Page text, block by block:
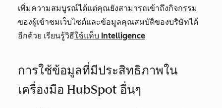
เพิ่มความสมบูรณ์ได้แต่คุณยังสามารถเข้าถึงกิจกรรม
ของผู้เข้าชมเว็บไซต์และข้อมูลคุณสมบัติของบริษัทได้
อีกด้วย เรียนรู้วิธีใช้แท็บ Intelligence
การใช้ข้อมูลที่มีประสิทธิภาพใน
เครื่องมือ HubSpot อื่นๆ